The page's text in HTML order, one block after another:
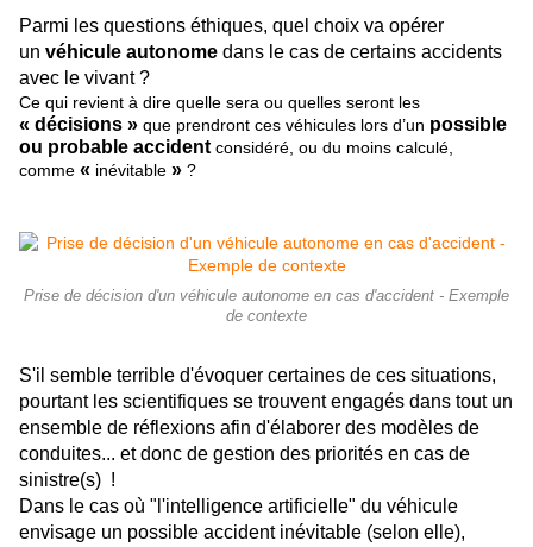
Parmi les questions éthiques, quel choix va opérer
un véhicule autonome dans le cas de certains accidents
avec le vivant ?
Ce qui revient à dire quelle sera ou quelles seront les
« décisions » que prendront ces véhicules lors d’un possible
ou probable accident considéré, ou du moins calculé,
comme « inévitable » ?
Prise de décision d'un véhicule autonome en cas d'accident - Exemple
de contexte
S'il semble terrible d'évoquer certaines de ces situations,
pourtant les scientifiques se trouvent engagés dans tout un
ensemble de réflexions afin d'élaborer des modèles de
conduites... et donc de gestion des priorités en cas de
sinistre(s) !
Dans le cas où "l'intelligence artificielle" du véhicule
envisage un possible accident inévitable (selon elle),